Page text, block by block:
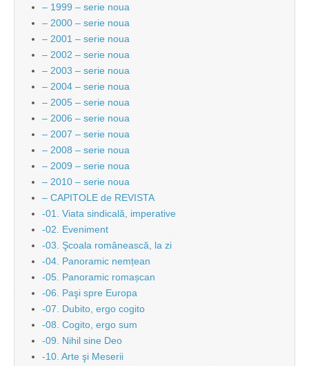
– 1999 – serie noua
– 2000 – serie noua
– 2001 – serie noua
– 2002 – serie noua
– 2003 – serie noua
– 2004 – serie noua
– 2005 – serie noua
– 2006 – serie noua
– 2007 – serie noua
– 2008 – serie noua
– 2009 – serie noua
– 2010 – serie noua
– CAPITOLE de REVISTA
-01. Viata sindicală, imperative
-02. Eveniment
-03. Şcoala românească, la zi
-04. Panoramic nemțean
-05. Panoramic romașcan
-06. Paşi spre Europa
-07. Dubito, ergo cogito
-08. Cogito, ergo sum
-09. Nihil sine Deo
-10. Arte şi Meserii